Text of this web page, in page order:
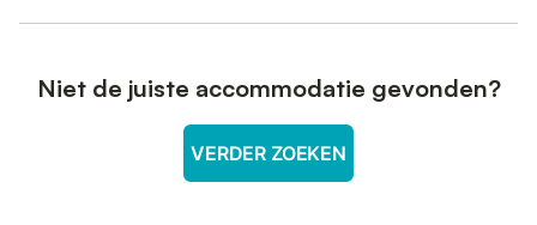
Niet de juiste accommodatie gevonden?
VERDER ZOEKEN